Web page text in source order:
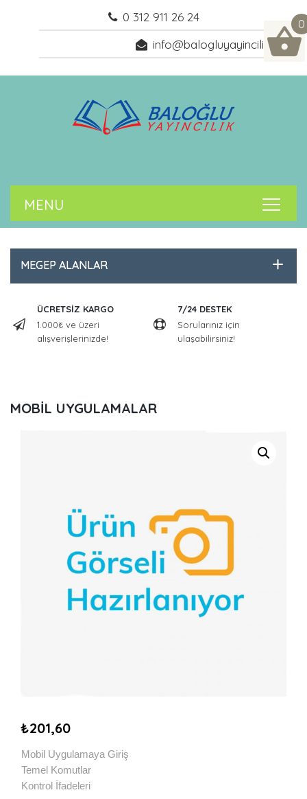
0 312 911 26 24
info@balogluyayincilik.com
MEGEP ALANLAR
ÜCRETSİZ KARGO
1.000₺ ve üzeri
alışverişlerinizde!
7/24 DESTEK
Sorularınız için
ulaşabilirsiniz!
MOBİL UYGULAMALAR
₺201,60
Mobil Uygulamaya Giriş
Temel Komutlar
Kontrol İfadeleri
0